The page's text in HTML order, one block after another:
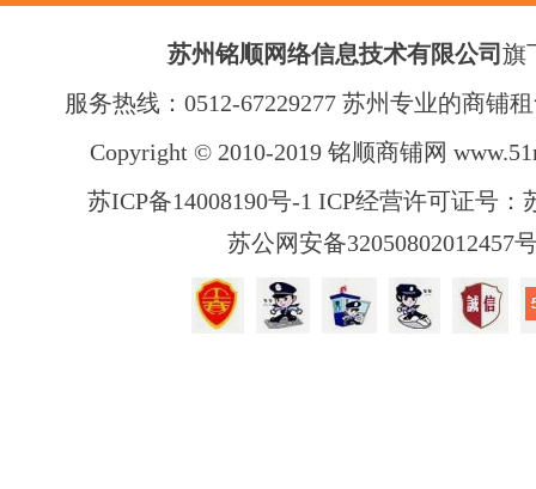
苏州铭顺网络信息技术有限公司 旗
服务热线：0512-67229277 苏州专业的商铺
Copyright © 2010-2019 铭顺商铺网
苏ICP备14008190号-1 ICP经营许可证号：
苏公网安备32050802012457